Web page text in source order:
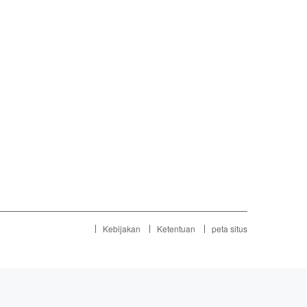
Kebijakan Ketentuan peta situs